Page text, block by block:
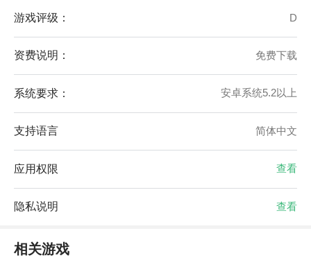
游戏评级： D
资费说明： 免费下载
系统要求： 安卓系统5.2以上
支持语言 简体中文
应用权限 查看
隐私说明 查看
相关游戏